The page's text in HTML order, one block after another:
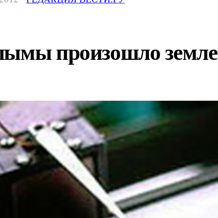
произошло